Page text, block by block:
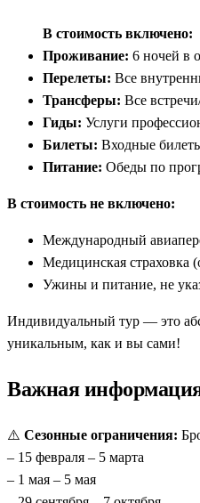
В стоимость включено:
Проживание: 6 ночей в
Перелеты: Все
Трансферы: Все
Гиды: Услуги
Билеты: Входные
Питание: Обеды по
В стоимость не включено:
Международный
Медицинская страховка
Ужины и питание, не
Индивидуальный тур — это
уникальным, как и вы сами!
Важная
⚠️ Сезонные ограничения:
– 15 февраля – 5 марта
– 1 мая – 5 мая